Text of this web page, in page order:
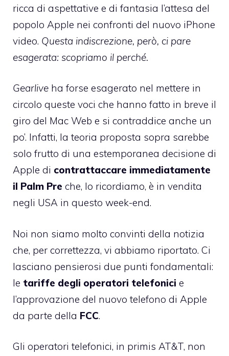
ricca di aspettative e di fantasia l’attesa del
popolo Apple nei confronti del nuovo iPhone
video. Questa indiscrezione, però, ci pare
esagerata: scopriamo il perché.
Gearlive ha forse esagerato nel mettere in
circolo queste voci che hanno fatto in breve il
giro del Mac Web e si contraddice anche un
po’. Infatti, la teoria proposta sopra sarebbe
solo frutto di una estemporanea decisione di
Apple di contrattaccare immediatamente
il Palm Pre che, lo ricordiamo, è in vendita
negli USA in questo week-end.
Noi non siamo molto convinti della notizia
che, per correttezza, vi abbiamo riportato. Ci
lasciano pensierosi due punti fondamentali:
le tariffe degli operatori telefonici e
l’approvazione del nuovo telefono di Apple
da parte della FCC.
Gli operatori telefonici, in primis AT&T, non